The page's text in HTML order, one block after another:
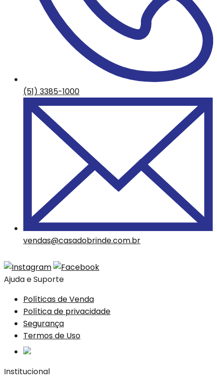
(51) 3385-1000
vendas@casadobrinde.com.br
Ajuda e Suporte
Políticas de Venda
Política de privacidade
Segurança
Termos de Uso
Institucional